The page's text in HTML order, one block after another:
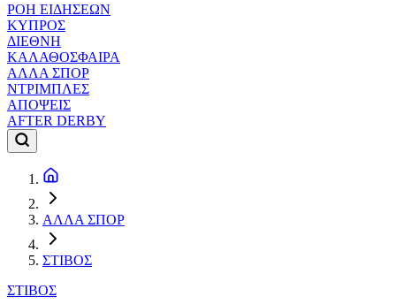
ΡΟΗ ΕΙΔΗΣΕΩΝ
ΚΥΠΡΟΣ
ΔΙΕΘΝΗ
ΚΑΛΑΘΟΣΦΑΙΡΑ
ΑΛΛΑ ΣΠΟΡ
ΝΤΡΙΜΠΛΕΣ
ΑΠΟΨΕΙΣ
AFTER DERBY
ΑΛΛΑ ΣΠΟΡ
ΣΤΙΒΟΣ
ΣΤΙΒΟΣ